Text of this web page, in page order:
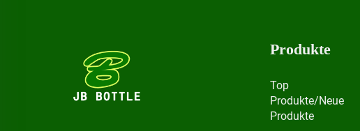
Produkte
Top
Produkte/Neue
Produkte